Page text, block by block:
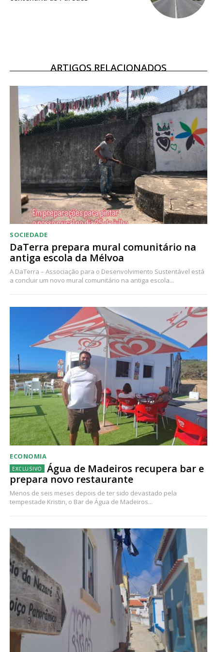
Acesso aos conteúdos Exclusivos para
assinantes
Ofertas para assinatura anual
Escolha o plano
ASSINATURA
DIGITAL ANUAL
16€
12 meses
Acesso aos conteúdos Exclusivos para
Ofertas para assinatura anual
Escolha o plano
ARTIGOS RELACIONADOS
SOCIEDADE
DaTerra prepara mural comunitário na
antiga escola da Mélvoa
A DaTerra – Associação para o Desenvolvimento Sustentável está
a concluir um novo mural comunitário na antiga escola...
ECONOMIA
Água de Madeiros recupera bar e
prepara novo restaurante
Menos de seis meses depois de ter sido devastado pela
tempestade Kristin, o Bar de Água de Madeiros...